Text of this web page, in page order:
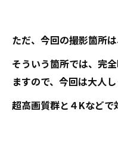
ただ、今回の撮影箇所
そういう箇所では、完
ますので、今回は大人し
超高画質群と４Kなどで